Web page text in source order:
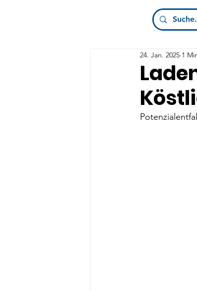
24. Jan. 2025 1